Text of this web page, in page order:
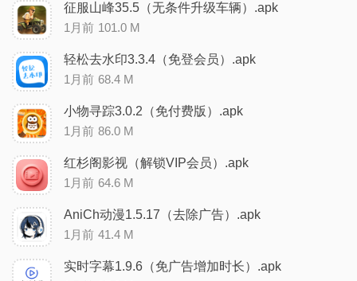
征服山峰35.5（无条件升级车辆）.apk
1月前 101.0 M
轻松去水印3.3.4（免登会员）.apk
1月前 68.4 M
小物寻踪3.0.2（免付费版）.apk
1月前 86.0 M
红杉阁影视（解锁VIP会员）.apk
1月前 64.6 M
AniCh动漫1.5.17（去除广告）.apk
1月前 41.4 M
实时字幕1.9.6（免广告增加时长）.apk